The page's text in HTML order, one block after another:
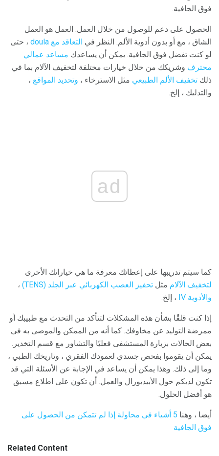
فوق الجافية.
الحصول على دعم للوصول من خلال العمل. العمل هو العمل
الشاق ، مع أو بدون أدوية الألم. النظر في التعاقد مع doula
، حتى
لو كنت تفضل فوق الجافية. يمكن أن يساعدك مساعد عمالي
محترف وشريكك من خلال خيارات مختلفة لتخفيف الآلام بما في
ذلك تخفيف الألم الطبيعي مثل الاسترخاء ، وتحديد المواقع ،
والتدليك ، إلخ.
ad
كما سيتم تدريبها على إعطائك معرفة ما هي خياراتك الأخرى
لتخفيف الآلام مثل تحفيز العصب الكهربائي عبر الجلد (TENS)
،
والأدوية IV
، إلخ.
إذا كنت قلقًا بشأن هذه المشكلات لتتأكد من التحدث مع طبيبك أو
ممرضة التوليد عن مخاوفك. كما أنه من الممكن والموصى به في
بعض الحالات بزيارة المستشفى فعليًا والتشاور مع قسم التخدير.
يمكن أن يقوموا بفحص جسدي لعمودك الفقري ، وتاريخك الطبي ،
وما إلى ذلك. وهذا يمكن أن يساعد في الإجابة عن الأسئلة التي قد
تكون لديكم حول الأبيديورال والعمل. أن تكون على اطلاع مسبق
هو أفضل الحلول.
أيضا ، وهنا
5 أشياء في محاولة إذا لم تتمكن من الحصول على
فوق الجافية
Related Content